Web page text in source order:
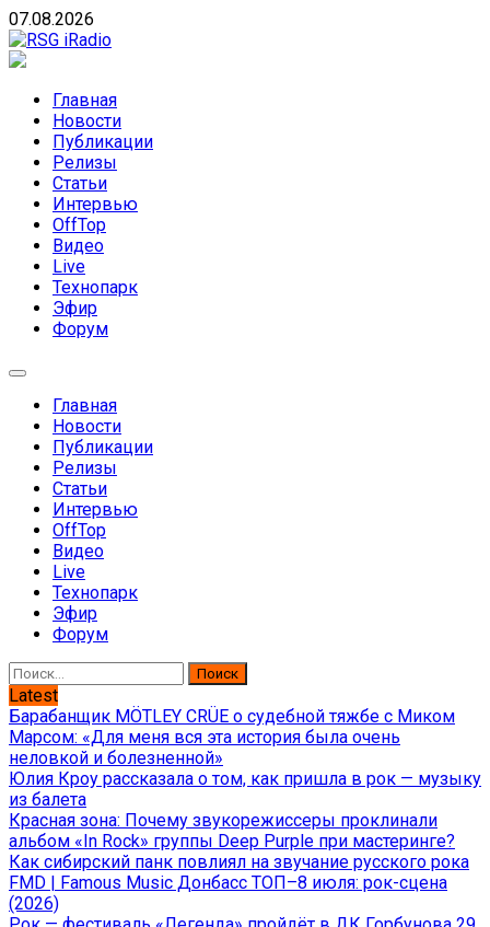
Skip
to
content
07.08.2026
направлений без возрастных ограничений
Главная
Новости
Публикации
Релизы
Статьи
Интервью
OffTop
Видео
Live
Технопарк
Эфир
Форум
Главная
Новости
Публикации
Релизы
Статьи
Интервью
OffTop
Видео
Live
Технопарк
Эфир
Форум
Найти:
Latest
Барабанщик MÖTLEY CRÜE о судебной тяжбе с Миком
Марсом: «Для меня вся эта история была очень
неловкой и болезненной»
Юлия Кроу рассказала о том, как пришла в рок — музыку
из балета
Красная зона: Почему звукорежиссеры проклинали
альбом «In Rock» группы Deep Purple при мастеринге?
Как сибирский панк повлиял на звучание русского рока
FMD | Famous Music Донбасс ТОП–8 июля: рок-сцена
(2026)